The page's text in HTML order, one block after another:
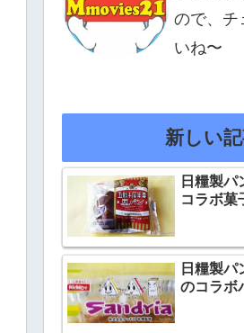
ので、チ
いね〜
新しい
日糧製パ
コラボ菓
日糧製パ
のコラボ